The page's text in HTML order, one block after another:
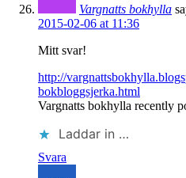
Vargnatts bokhylla
2015-02-06 at 11:36
Mitt svar!
http://
bokbloggsjerka.html
Vargnatts bokhylla recently
Laddar in …
Svara